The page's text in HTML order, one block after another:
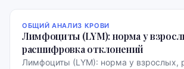
ОБЩИЙ АНАЛИЗ КРОВИ
Лимфоциты (LYM): норма у
расшифровка отклонений
Лимфоциты (LYM): норма у взрослых,